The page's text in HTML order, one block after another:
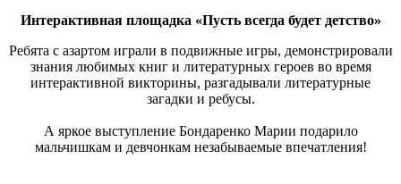
Интерактивная площадка «Пусть всегда будет детство»
Ребята с азартом играли в подвижные игры, демонстрировали
знания любимых книг и литературных героев во время
интерактивной викторины, разгадывали литературные
загадки и ребусы.
А яркое выступление Бондаренко Марии подарило
мальчишкам и девчонкам незабываемые впечатления!